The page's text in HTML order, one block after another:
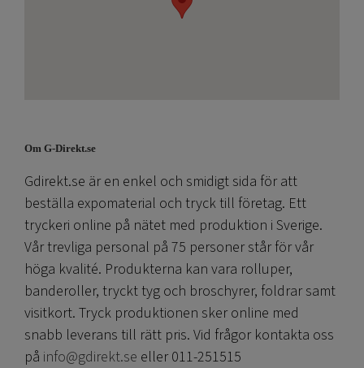
Om G-Direkt.se
Gdirekt.se är en enkel och smidigt sida för att
beställa expomaterial och tryck till företag. Ett
tryckeri online på nätet med produktion i Sverige.
Vår trevliga personal på 75 personer står för vår
höga kvalité. Produkterna kan vara rolluper,
banderoller, tryckt tyg och broschyrer, foldrar samt
visitkort. Tryck produktionen sker online med
snabb leverans till rätt pris. Vid frågor kontakta oss
på info@gdirekt.se eller 011-251515